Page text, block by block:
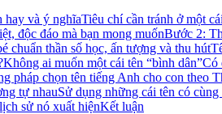
hay và ý nghĩaTiêu chí cần tránh ở một
độc đáo mà bạn mong muốnBước 2:
chuẩn thần số học, ấn tượng và thu hút
Không ai muốn một cái tên “bình dân”Có
pháp chọn tên tiếng Anh cho con theo
tự nhauSử dụng những cái tên có
sử nó xuất hiệnKết luận